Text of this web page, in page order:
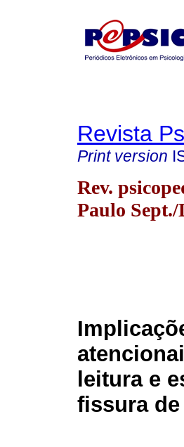
Revista
Print version
Rev.
Paulo Sept./
leitura e
fissura